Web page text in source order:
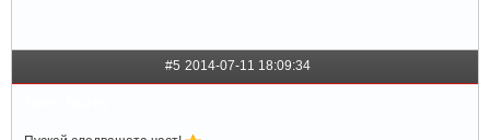
#5 2014-07-11 18:09:34